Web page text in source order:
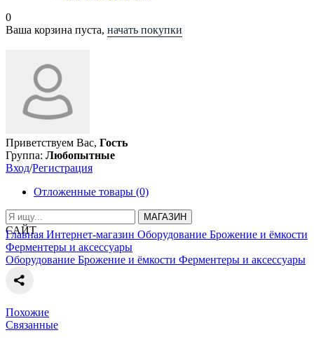
0
Ваша корзина пуста, начать покупки
Приветствуем Вас, Гость
Группа: Любопытные
Вход/Регистрация
Отложенные товары (0)
МАГАЗИН
САЙТ
Главная Интернет-магазин Оборудование Брожение и ёмкости
Ферментеры и аксессуары
Оборудование Брожение и ёмкости Ферментеры и аксессуары
Похожие
Связанные